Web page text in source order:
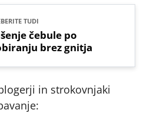
TUDI
čebule po
brez gnitja
in strokovnjaki